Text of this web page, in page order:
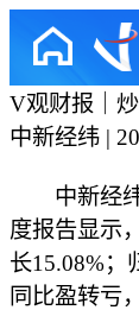
V观财报｜
中新经纬 |
中新经纬4
度报告显示
长15.08%；
同比盈转亏